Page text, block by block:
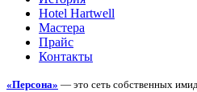
Hotel Hartwell
Мастера
Прайс
Контакты
«Персона» — это сеть собственных